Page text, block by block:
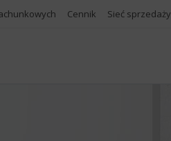
Cennik Sieć sprzedaży